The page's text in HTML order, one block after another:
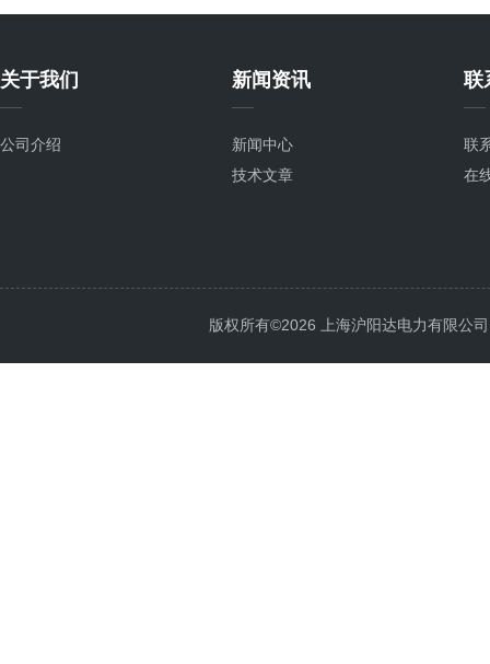
关于我们
公司介绍
新闻资讯
新闻中心
技术文章
联
联
在
版权所有©2026 上海沪阳达电力有限公